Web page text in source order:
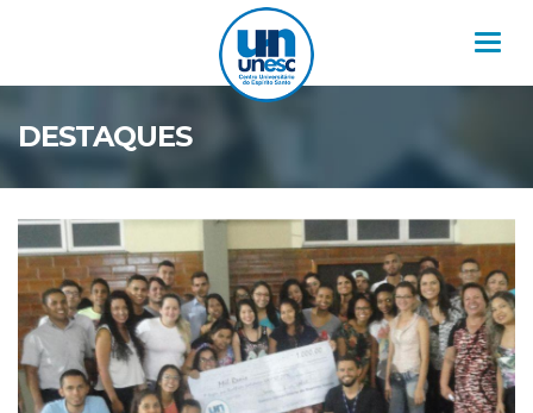
DESTAQUES